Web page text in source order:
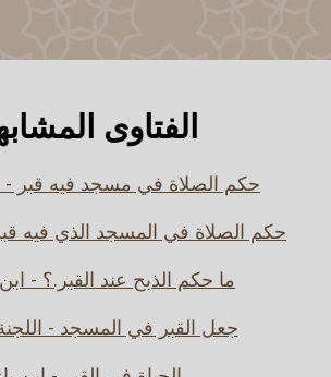
الفتاوى
حكم الصلاة في مسجد فيه قبر -
حكم الصلاة في المسجد الذي فيه
ما حكم الذبح عند القبر.؟ -
جعل القبر في المسجد - اللجنة